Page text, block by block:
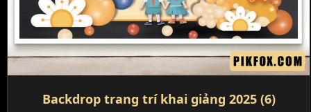
Backdrop trang trí khai giảng 2025 (6)